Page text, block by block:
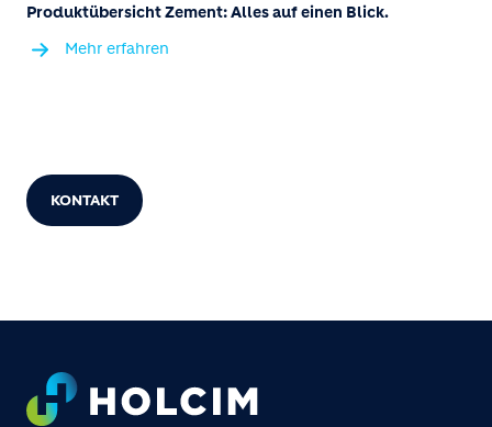
Produktübersicht Zement: Alles auf einen Blick.
Mehr erfahren
KONTAKT
Footer